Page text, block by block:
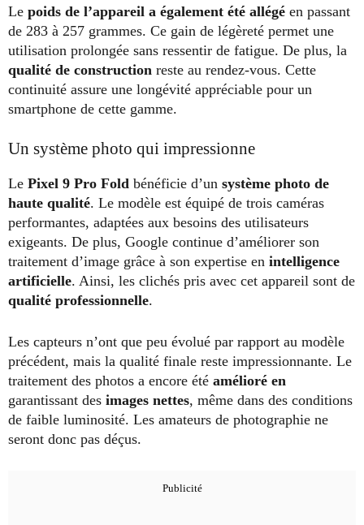
Le poids de l’appareil a également été allégé en passant
de 283 à 257 grammes. Ce gain de légèreté permet une
utilisation prolongée sans ressentir de fatigue. De plus, la
qualité de construction reste au rendez-vous. Cette
continuité assure une longévité appréciable pour un
smartphone de cette gamme.
Un système photo qui impressionne
Le Pixel 9 Pro Fold bénéficie d’un système photo de
haute qualité. Le modèle est équipé de trois caméras
performantes, adaptées aux besoins des utilisateurs
exigeants. De plus, Google continue d’améliorer son
traitement d’image grâce à son expertise en intelligence
artificielle. Ainsi, les clichés pris avec cet appareil sont de
qualité professionnelle.
Les capteurs n’ont que peu évolué par rapport au modèle
précédent, mais la qualité finale reste impressionnante. Le
traitement des photos a encore été amélioré en
garantissant des images nettes, même dans des conditions
de faible luminosité. Les amateurs de photographie ne
seront donc pas déçus.